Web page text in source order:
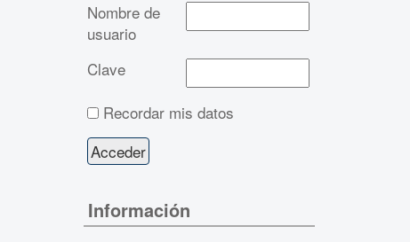
Nombre de
usuario
Clave
Recordar mis datos
Información